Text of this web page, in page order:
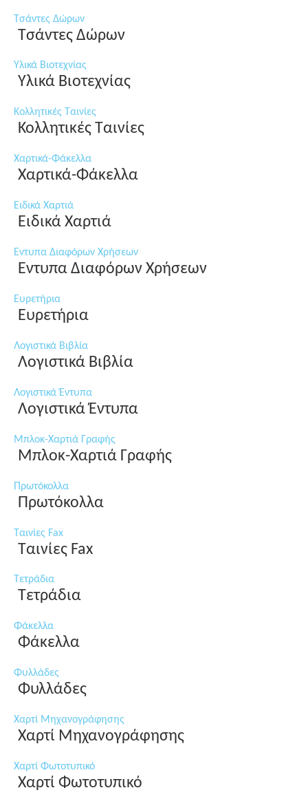
Τσάντες Δώρων
Τσάντες Δώρων
Υλικά Βιοτεχνίας
Υλικά Βιοτεχνίας
Κολλητικές Ταινίες
Κολλητικές Ταινίες
Χαρτικά-Φάκελλα
Χαρτικά-Φάκελλα
Ειδικά Χαρτιά
Ειδικά Χαρτιά
Εντυπα Διαφόρων Χρήσεων
Εντυπα Διαφόρων Χρήσεων
Ευρετήρια
Ευρετήρια
Λογιστικά Βιβλία
Λογιστικά Βιβλία
Λογιστικά Έντυπα
Λογιστικά Έντυπα
Μπλοκ-Χαρτιά Γραφής
Μπλοκ-Χαρτιά Γραφής
Πρωτόκολλα
Πρωτόκολλα
Ταινίες Fax
Ταινίες Fax
Τετράδια
Τετράδια
Φάκελλα
Φάκελλα
Φυλλάδες
Φυλλάδες
Χαρτί Μηχανογράφησης
Χαρτί Μηχανογράφησης
Χαρτί Φωτοτυπικό
Χαρτί Φωτοτυπικό